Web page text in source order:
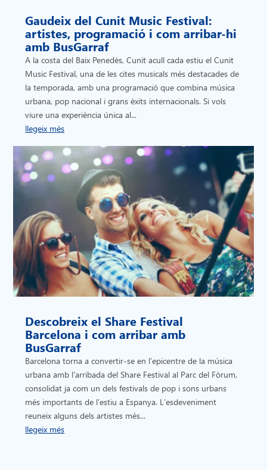
Gaudeix del Cunit Music Festival:
artistes, programació i com arribar-hi
amb BusGarraf
A la costa del Baix Penedès, Cunit acull cada estiu el Cunit
Music Festival, una de les cites musicals més destacades de
la temporada, amb una programació que combina música
urbana, pop nacional i grans èxits internacionals. Si vols
viure una experiència única al...
llegeix més
Descobreix el Share Festival
Barcelona i com arribar amb
BusGarraf
Barcelona torna a convertir-se en l’epicentre de la música
urbana amb l’arribada del Share Festival al Parc del Fòrum,
consolidat ja com un dels festivals de pop i sons urbans
més importants de l’estiu a Espanya. L’esdeveniment
reuneix alguns dels artistes més...
llegeix més